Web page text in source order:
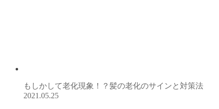
もしかして老化現象！？髪の老化のサインと対策法
2021.05.25